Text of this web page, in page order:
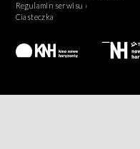
Regulamin serwisu ›
Ciasteczka